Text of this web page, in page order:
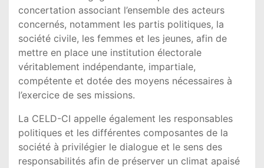
concertation associant l’ensemble des acteurs
concernés, notamment les partis politiques, la
société civile, les femmes et les jeunes, afin de
mettre en place une institution électorale
véritablement indépendante, impartiale,
compétente et dotée des moyens nécessaires à
l’exercice de ses missions.
La CELD-CI appelle également les responsables
politiques et les différentes composantes de la
société à privilégier le dialogue et le sens des
responsabilités afin de préserver un climat apaisé